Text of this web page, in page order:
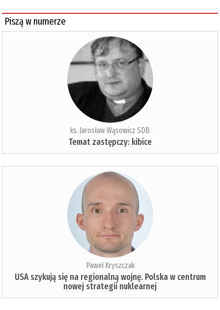
Piszą w numerze
ks. Jarosław Wąsowicz SDB
Temat zastępczy: kibice
Paweł Kryszczak
USA szykują się na regionalną wojnę. Polska w centrum
nowej strategii nuklearnej